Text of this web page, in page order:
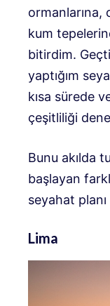
ormanlarına,
kum
bitirdim.
yaptığım
kısa sürede
çeşitliliği
Bunu akılda
başlayan
seyahat
Lima